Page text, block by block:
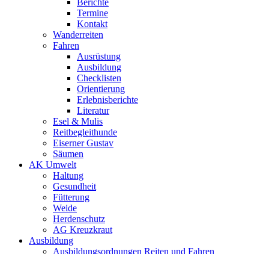
Berichte
Termine
Kontakt
Wanderreiten
Fahren
Ausrüstung
Ausbildung
Checklisten
Orientierung
Erlebnisberichte
Literatur
Esel & Mulis
Reitbegleithunde
Eiserner Gustav
Säumen
AK Umwelt
Haltung
Gesundheit
Fütterung
Weide
Herdenschutz
AG Kreuzkraut
Ausbildung
Ausbildungsordnungen Reiten und Fahren